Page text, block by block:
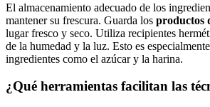
El almacenamiento adecuado de los
mantener su frescura. Guarda los productos
lugar fresco y seco. Utiliza recipientes
de la humedad y la luz. Esto es
ingredientes como el azúcar y la harina.
¿Qué herramientas facilitan las